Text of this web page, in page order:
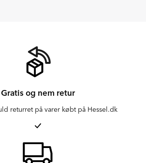
Gratis og nem retur
returret på varer købt på Hessel.dk